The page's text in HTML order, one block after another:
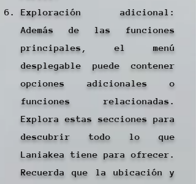
Exploración adicional:
Además de las funciones
principales, el menú
desplegable puede contener
opciones adicionales o
funciones relacionadas.
Explora estas secciones para
descubrir todo lo que
Laniakea tiene para ofrecer.
Recuerda que la ubicación y